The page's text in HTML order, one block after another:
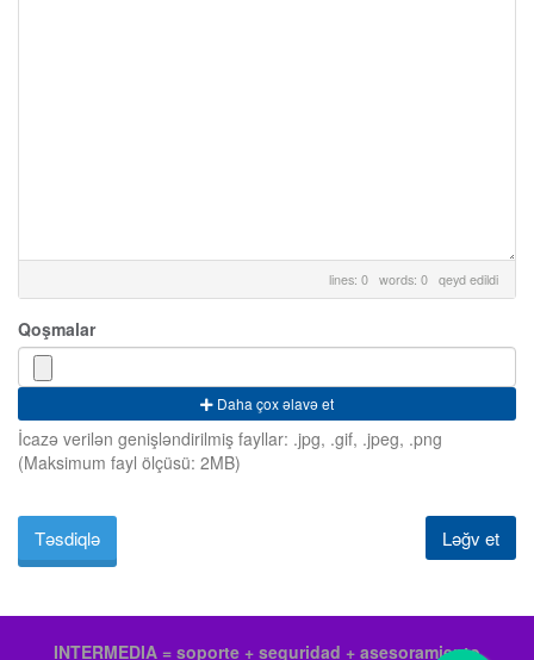
lines: 0 words: 0 qeyd edildi
Qoşmalar
Daha çox əlavə et
İcazə verilən genişləndirilmiş fayllar: .jpg, .gif, .jpeg, .png
(Maksimum fayl ölçüsü: 2MB)
Ləğv et
INTERMEDIA = soporte + seguridad + asesoramiento